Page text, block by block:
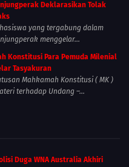
Deklarasikan Tolak
yang tergabung dalam
menggelar...
Konstitusi Para Pemuda Milenial
Tasyakuran
Mahkamah Konstitusi ( MK )
terhadap Undang –...
Duga WNA Australia Akhiri